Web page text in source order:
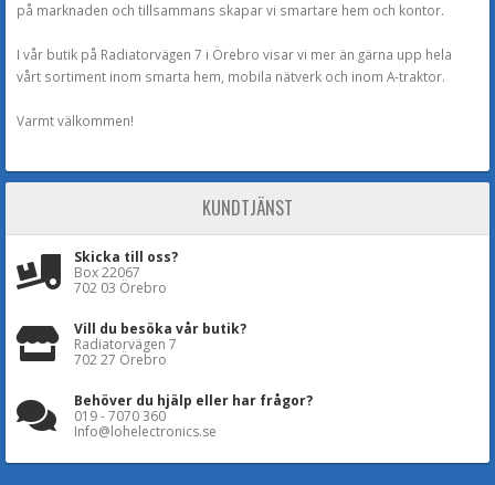
på marknaden och tillsammans skapar vi smartare hem och kontor.
I vår butik på Radiatorvägen 7 i Örebro visar vi mer än gärna upp hela
vårt sortiment inom smarta hem, mobila nätverk och inom A-traktor.
Varmt välkommen!
KUNDTJÄNST
Skicka till oss?
Box 22067
702 03 Örebro
Vill du besöka vår butik?
Radiatorvägen 7
702 27 Örebro
Behöver du hjälp eller har frågor?
019 - 7070 360
Info@lohelectronics.se